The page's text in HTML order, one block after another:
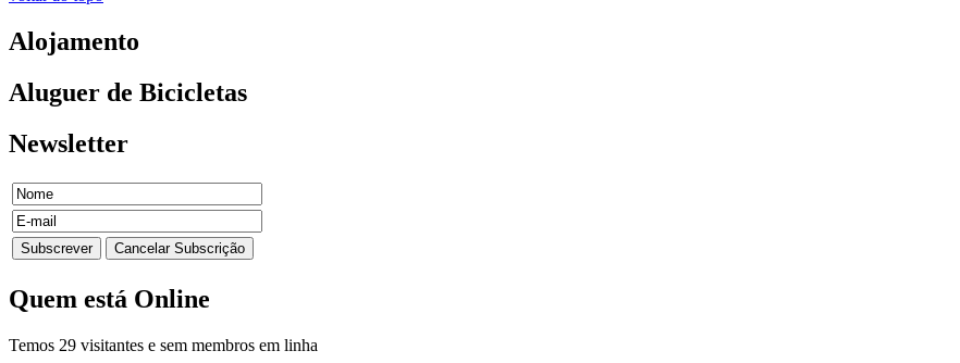
Alojamento
Aluguer de Bicicletas
Newsletter
Quem está Online
Temos 29 visitantes e sem membros em linha